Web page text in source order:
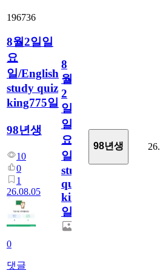
196736
8월2일일
요
일/English
study quiz
king775일
98년생
10
0
1
26.08.05
0
댓글
8
월
2
일
일
요
일/English
study
quiz
king775
일
98년생